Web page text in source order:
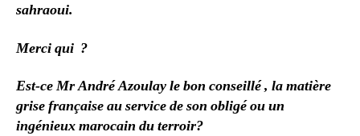
sahraoui.
Merci qui ?
Est-ce Mr André Azoulay le bon conseillé , la matière
grise française au service de son obligé ou un
ingénieux marocain du terroir?